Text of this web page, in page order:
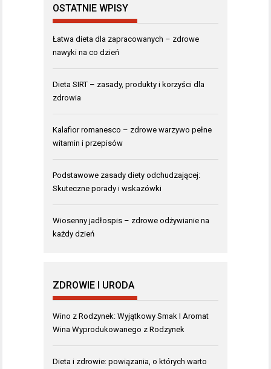
OSTATNIE WPISY
Łatwa dieta dla zapracowanych – zdrowe
nawyki na co dzień
Dieta SIRT – zasady, produkty i korzyści dla
zdrowia
Kalafior romanesco – zdrowe warzywo pełne
witamin i przepisów
Podstawowe zasady diety odchudzającej:
Skuteczne porady i wskazówki
Wiosenny jadłospis – zdrowe odżywianie na
każdy dzień
ZDROWIE I URODA
Wino z Rodzynek: Wyjątkowy Smak I Aromat
Wina Wyprodukowanego z Rodzynek
Dieta i zdrowie: powiązania, o których warto